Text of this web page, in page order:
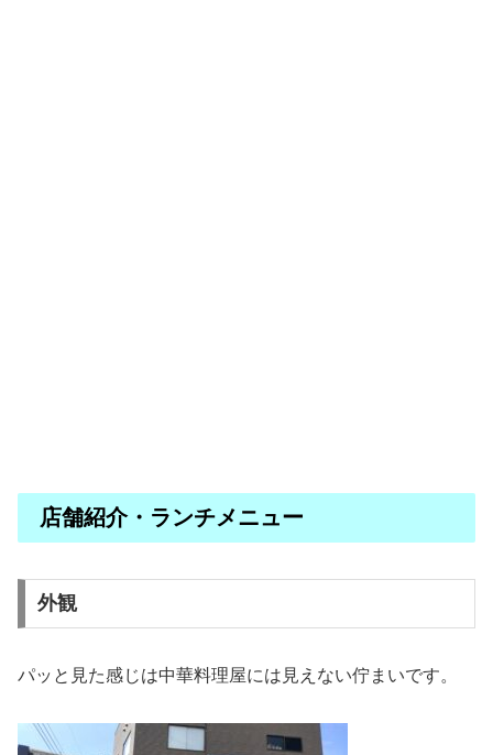
店舗紹介・ランチメニュー
外観
パッと見た感じは中華料理屋には見えない佇まいです。